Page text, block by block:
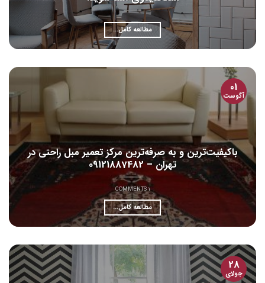
مطالعه کامل...
باکیفیت‌ترین و به صرفه‌ترین مرکز تعمیر مبل راحتی در
تهران – 09121887482
1 COMMENTS
مطالعه کامل...
01
آگوست
28
جولای